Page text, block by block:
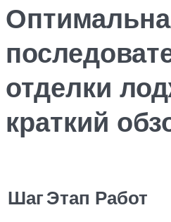
отделки
краткий
ШагЭтап Работ